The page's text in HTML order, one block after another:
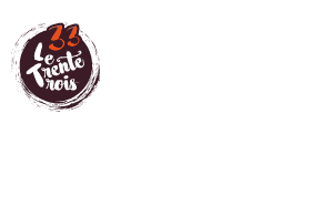
Sport de